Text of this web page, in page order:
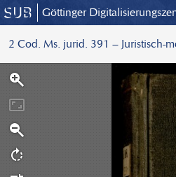
Göttinger
2 Cod. Ms. jurid. 391 – Juristisch-